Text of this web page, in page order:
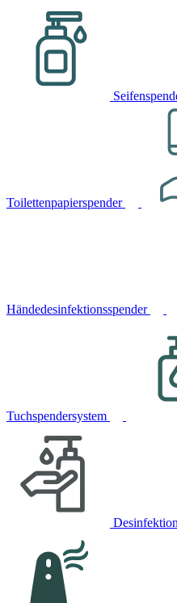
Toilettenpapierspender
Händedesinfektionsspender
Tuchspendersystem